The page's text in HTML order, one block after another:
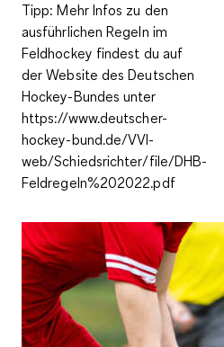
Tipp: Mehr Infos zu den
ausführlichen Regeln im
Feldhockey findest du auf
der Website des Deutschen
Hockey-Bundes unter
https://www.deutscher-
hockey-bund.de/VVI-
web/Schiedsrichter/file/DHB-
Feldregeln%202022.pdf